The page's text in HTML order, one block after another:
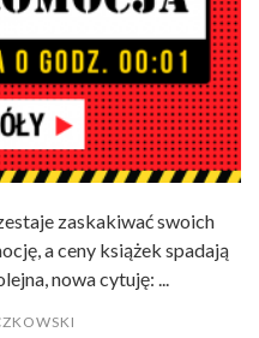
zaskakiwać swoich
a ceny książek spadają
nowa cytuję: ...